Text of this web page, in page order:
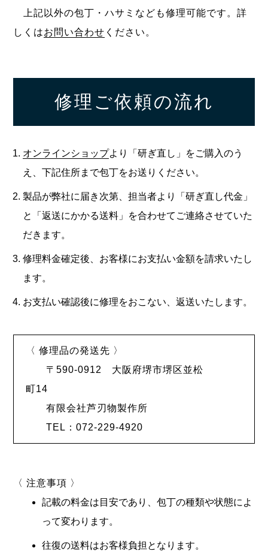
上記以外の包丁・ハサミなども修理可能です。詳
しくはお問い合わせ ください。
修理ご依頼の流れ
オンラインショップより「研ぎ直し」をご購入のう
え、下記住所まで包丁をお送りください。
製品が弊社に届き次第、担当者より「研ぎ直し代金」
と「返送にかかる送料」を合わせてご連絡させていた
だきます。
修理料金確定後、お客様にお支払い金額を請求いたし
ます。
お支払い確認後に修理をおこない、返送いたします。
〈 修理品の発送先 〉
〒590-0912 大阪府堺市堺区並松
町14
有限会社芦刃物製作所
TEL：072-229-4920
〈 注意事項 〉
記載の料金は目安であり、包丁の種類や状態によ
って変わります。
往復の送料はお客様負担となります。